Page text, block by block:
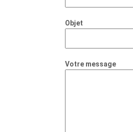
Objet
Votre message